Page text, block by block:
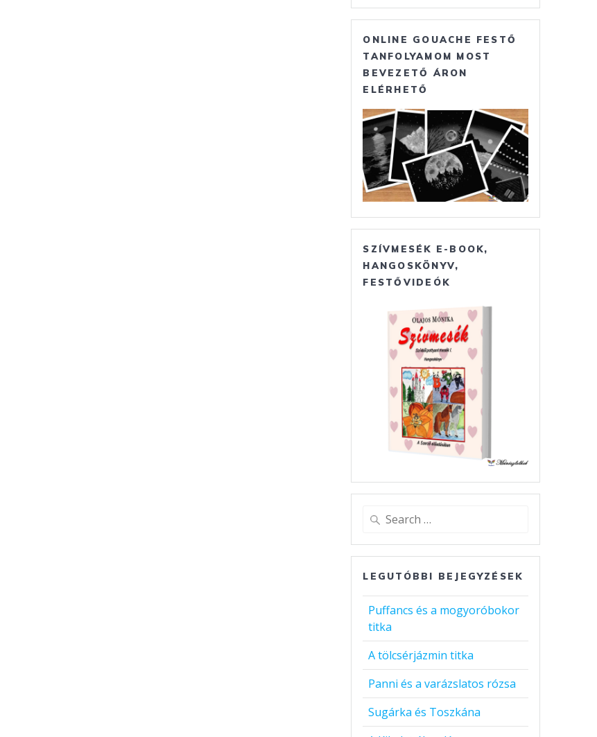
ONLINE GOUACHE FESTŐ
TANFOLYAMOM MOST
BEVEZETŐ ÁRON
ELÉRHETŐ
SZÍVMESÉK E-BOOK,
HANGOSKÖNYV,
FESTŐVIDEÓK
Search
LEGUTÓBBI BEJEGYZÉSEK
Puffancs és a mogyoróbokor
titka
A tölcsérjázmin titka
Panni és a varázslatos rózsa
Sugárka és Toszkána